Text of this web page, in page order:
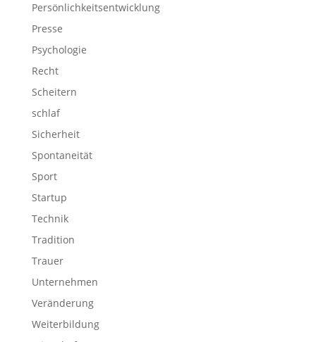
Persönlichkeitsentwicklung
Presse
Psychologie
Recht
Scheitern
schlaf
Sicherheit
Spontaneität
Sport
Startup
Technik
Tradition
Trauer
Unternehmen
Veränderung
Weiterbildung